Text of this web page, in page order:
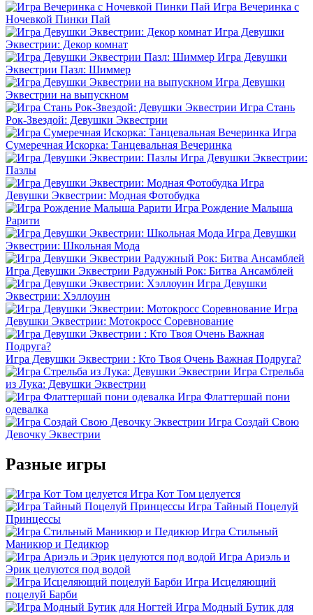
Игра Вечеринка с
Ночевкой Пинки Пай
Игра Девушки
Эквестрии: Декор комнат
Игра Девушки
Эквестрии Пазл: Шиммер
Игра Девушки
Эквестрии на выпускном
Игра Стань
Рок-Звездой: Девушки Эквестрии
Игра
Сумеречная Искорка: Танцевальная Вечеринка
Игра Девушки Эквестрии:
Пазлы
Игра
Девушки Эквестрии: Модная Фотобудка
Игра Рождение Малыша
Рарити
Игра Девушки
Эквестрии: Школьная Мода
Игра Девушки Эквестрии Радужный Рок: Битва Ансамблей
Игра Девушки
Эквестрии: Хэллоуин
Игра
Девушки Эквестрии: Мотокросс Соревнование
Игра Девушки Эквестрии : Кто Твоя Очень Важная Подруга?
Игра Стрельба
из Лука: Девушки Эквестрии
Игра Флаттершай пони
одевалка
Игра Создай Свою
Девочку Эквестрии
Разные игры
Игра Кот Том целуется
Игра Тайный Поцелуй
Принцессы
Игра Стильный
Маникюр и Педикюр
Игра Ариэль и
Эрик целуются под водой
Игра Исцеляющий
поцелуй Барби
Игра Модный Бутик для